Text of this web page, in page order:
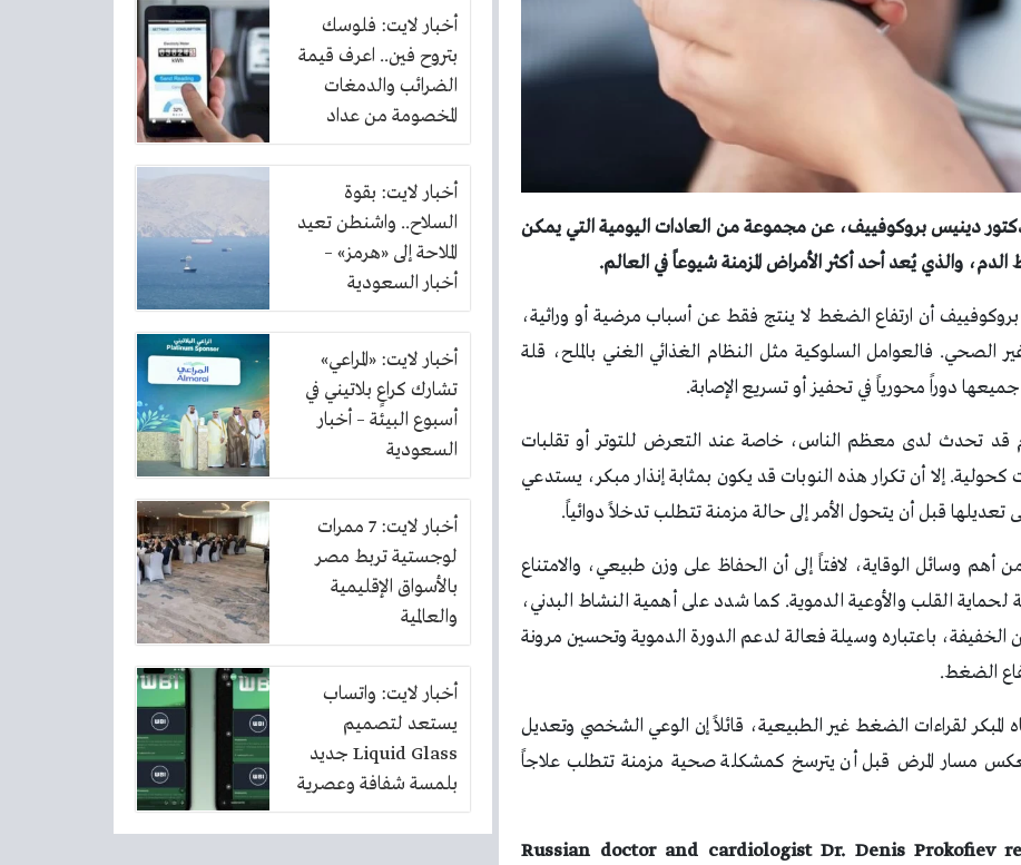
دينيس بروكوفييف، عن مجموعة من العادات اليومية التي يمكن
والذي يُعد أحد أكثر الأمراض المزمنة شيوعاً في العالم.
أن ارتفاع الضغط لا ينتج فقط عن أسباب مرضية أو وراثية،
فالعوامل السلوكية مثل النظام الغذائي الغني بالملح، قلة
دوراً محورياً في تحفيز أو تسريع الإصابة.
قد تحدث لدى معظم الناس، خاصة عند التعرض للتوتر أو تقلبات
إلا أن تكرار هذه النوبات قد يكون بمثابة إنذار مبكر، يستدعي
قبل أن يتحول الأمر إلى حالة مزمنة تتطلب تدخلاً دوائياً.
وسائل الوقاية، لافتاً إلى أن الحفاظ على وزن طبيعي، والامتناع
القلب والأوعية الدموية. كما شدد على أهمية النشاط البدني،
الخفيفة، باعتباره وسيلة فعالة لدعم الدورة الدموية وتحسين مرونة
الضغط.
المبكر لقراءات الضغط غير الطبيعية، قائلاً إن الوعي الشخصي وتعديل
مسار المرض قبل أن يترسخ كمشكلة صحية مزمنة تتطلب علاجاً
Russian doctor and cardiologist Dr. Denis Prokofiev
أخبار لايت: فلوسك
بتروح فين.. اعرف قيمة
الضرائب والدمغات
المخصومة من عداد
الكهرباء
أخبار لايت: بقوة
السلاح.. واشنطن تعيد
الملاحة إلى «هرمز» –
أخبار السعودية
أخبار لايت: «المراعي»
تشارك كراعٍ بلاتيني في
أسبوع البيئة – أخبار
السعودية
أخبار لايت: 7 ممرات
لوجستية تربط مصر
بالأسواق الإقليمية
والعالمية
أخبار لايت: واتساب
يستعد لتصميم
Liquid Glass جديد
بلمسة شفافة وعصرية